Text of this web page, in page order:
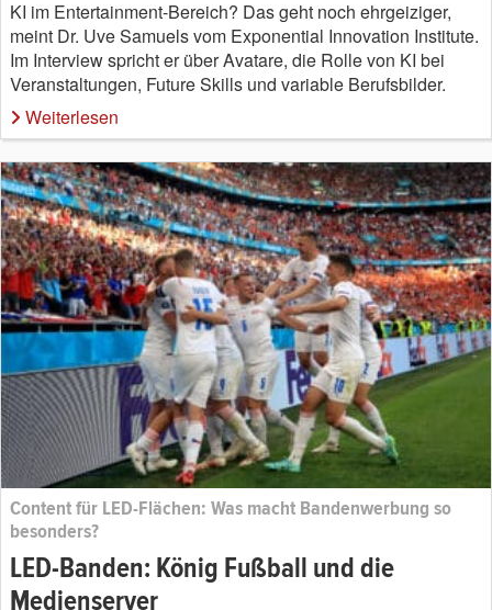
KI im Entertainment-Bereich? Das geht noch ehrgeiziger,
meint Dr. Uve Samuels vom Exponential Innovation Institute.
Im Interview spricht er über Avatare, die Rolle von KI bei
Veranstaltungen, Future Skills und variable Berufsbilder.
Weiterlesen
Content für LED-Flächen: Was macht Bandenwerbung so
besonders?
LED-Banden: König Fußball und die
Medienserver